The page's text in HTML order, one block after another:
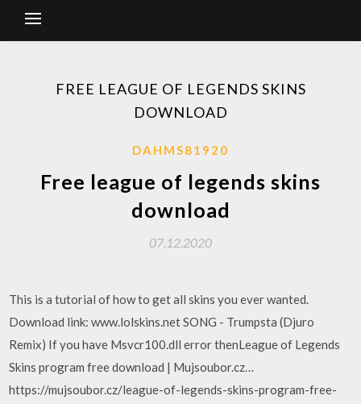
FREE LEAGUE OF LEGENDS SKINS
DOWNLOAD
DAHMS81920
Free league of legends skins
download
07.12.2020
This is a tutorial of how to get all skins you ever wanted.
Download link: www.lolskins.net SONG - Trumpsta (Djuro
Remix) If you have Msvcr100.dll error thenLeague of Legends
Skins program free download | Mujsoubor.cz…
https://mujsoubor.cz/league-of-legends-skins-program-free-